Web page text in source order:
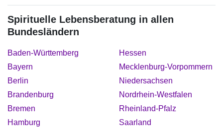
Spirituelle Lebensberatung in allen
Bundesländern
Baden-Württemberg
Bayern
Berlin
Brandenburg
Bremen
Hamburg
Hessen
Mecklenburg-Vorpommern
Niedersachsen
Nordrhein-Westfalen
Rheinland-Pfalz
Saarland